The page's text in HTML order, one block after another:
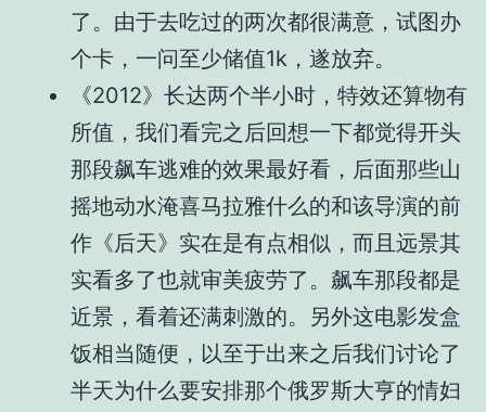
了。由于去吃过的两次都很满意，试图办
个卡，一问至少储值1k，遂放弃。
《2012》长达两个半小时，特效还算物有
所值，我们看完之后回想一下都觉得开头
那段飙车逃难的效果最好看，后面那些山
摇地动水淹喜马拉雅什么的和该导演的前
作《后天》实在是有点相似，而且远景其
实看多了也就审美疲劳了。飙车那段都是
近景，看着还满刺激的。另外这电影发盒
饭相当随便，以至于出来之后我们讨论了
半天为什么要安排那个俄罗斯大亨的情妇